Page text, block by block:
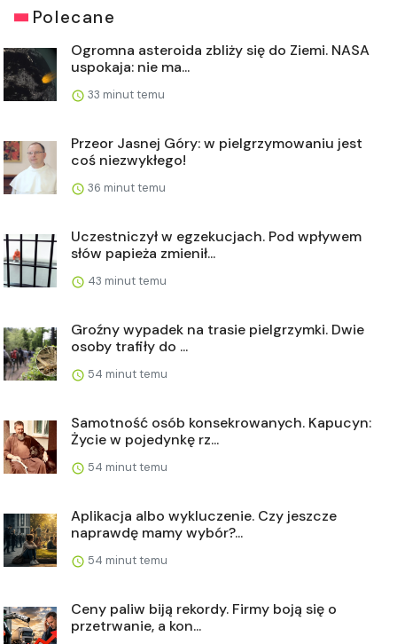
Polecane
Ogromna asteroida zbliży się do Ziemi. NASA
uspokaja: nie ma...
33 minut temu
Przeor Jasnej Góry: w pielgrzymowaniu jest
coś niezwykłego!
36 minut temu
Uczestniczył w egzekucjach. Pod wpływem
słów papieża zmienił...
43 minut temu
Groźny wypadek na trasie pielgrzymki. Dwie
osoby trafiły do ...
54 minut temu
Samotność osób konsekrowanych. Kapucyn:
Życie w pojedynkę rz...
54 minut temu
Aplikacja albo wykluczenie. Czy jeszcze
naprawdę mamy wybór?...
54 minut temu
Ceny paliw biją rekordy. Firmy boją się o
przetrwanie, a kon...